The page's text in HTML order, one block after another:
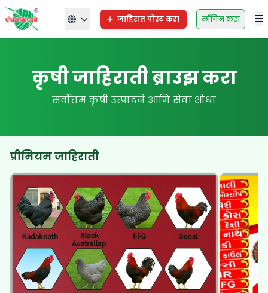
जाहिरात पोस्ट करा लॉगिन करा
कृषी जाहिराती ब्राउझ करा
सर्वोत्तम कृषी उत्पादने आणि सेवा शोधा
प्रीमियम जाहिराती